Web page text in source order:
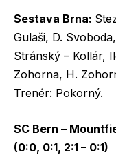
Sestava Brna:
Gulaši, D.
Stránský – Kollár,
Zohorna, H.
Trenér: Pokorný.
SC Bern –
(0:0, 0:1, 2:1 – 0:1)